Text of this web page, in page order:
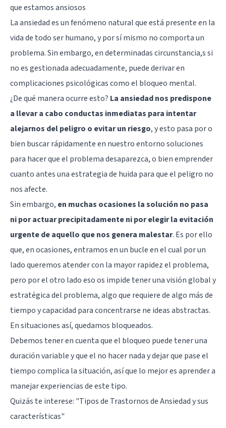
que estamos ansiosos
La ansiedad es un fenómeno natural que está presente en la
vida de todo ser humano, y por sí mismo no comporta un
problema. Sin embargo, en determinadas circunstancia,s si
no es gestionada adecuadamente, puede derivar en
complicaciones psicológicas como el bloqueo mental.
¿De qué manera ocurre esto? La ansiedad nos predispone
a llevar a cabo conductas inmediatas para intentar
alejarnos del peligro o evitar un riesgo, y esto pasa por o
bien buscar rápidamente en nuestro entorno soluciones
para hacer que el problema desaparezca, o bien emprender
cuanto antes una estrategia de huida para que el peligro no
nos afecte.
Sin embargo, en muchas ocasiones la solución no pasa
ni por actuar precipitadamente ni por elegir la evitación
urgente de aquello que nos genera malestar. Es por ello
que, en ocasiones, entramos en un bucle en el cual por un
lado queremos atender con la mayor rapidez el problema,
pero por el otro lado eso os impide tener una visión global y
estratégica del problema, algo que requiere de algo más de
tiempo y capacidad para concentrarse ne ideas abstractas.
En situaciones así, quedamos bloqueados.
Debemos tener en cuenta que el bloqueo puede tener una
duración variable y que el no hacer nada y dejar que pase el
tiempo complica la situación, así que lo mejor es aprender a
manejar experiencias de este tipo.
Quizás te interese: "Tipos de Trastornos de Ansiedad y sus
características"